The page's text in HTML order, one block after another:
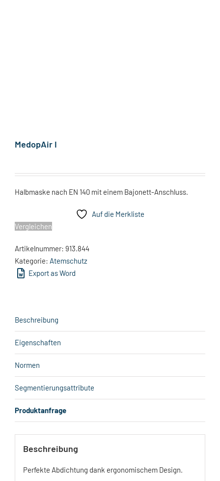
MedopAir I
Halbmaske nach EN 140 mit einem Bajonett-Anschluss.
Auf die Merkliste
Vergleichen
Artikelnummer: 913.844
Kategorie: Atemschutz
Export as Word
Beschreibung
Eigenschaften
Normen
Segmentierungsattribute
Produktanfrage
Beschreibung
Perfekte Abdichtung dank ergonomischem Design.